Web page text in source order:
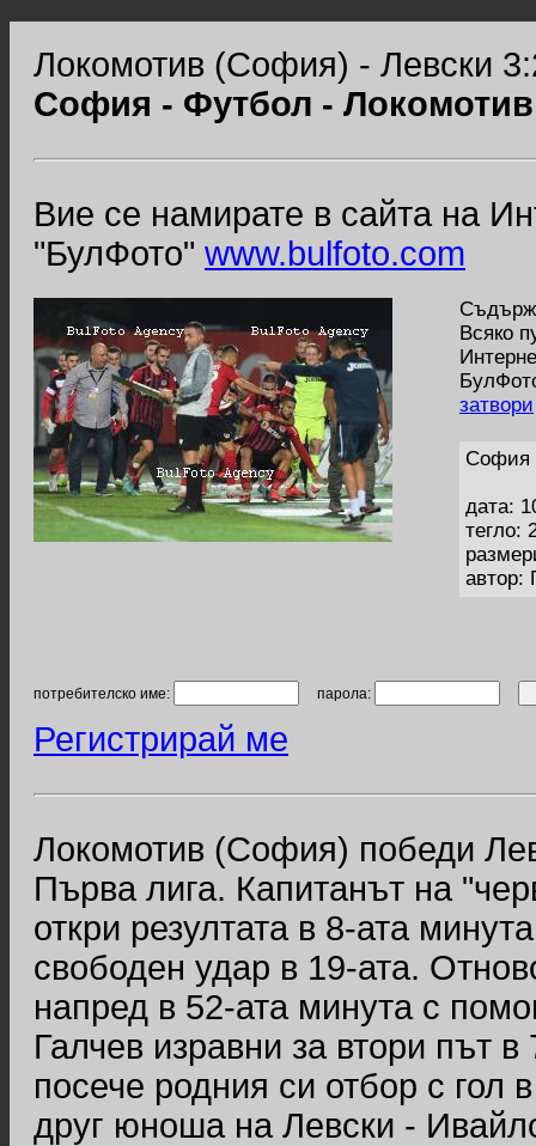
Локомотив (София) - Левски
София - Футбол -
Вие се намирате в сайта на
"БулФото" www.bulfoto.com
Всяко
затвори
София
дата:
тегло:
автор:
потребителско име: парола:
Регистрирай ме
Локомотив (София) победи
Първа лига. Капитанът на
откри резултата в 8-ата
свободен удар в 19-ата.
напред в 52-ата минута с
Галчев изравни за втори път
посече родния си отбор с гол
друг юноша на Левски -